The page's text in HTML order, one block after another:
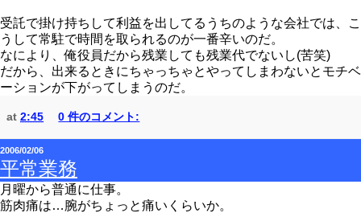
受託で掛け持ちして利益を出してるうちのような会社では、こ
うして常駐で時間を取られるのが一番辛いのだ。
なにより、俺役員だから残業しても残業代でないし(苦笑)
だから、出来るときにちゃっちゃとやってしまわないとモチベ
ーションが下がってしまうのだ。
at 2:45 0 件のコメント:
2006/02/06
平常業務
月曜から普通に仕事。
筋肉痛は…腕がちょっと痛いくらいか。